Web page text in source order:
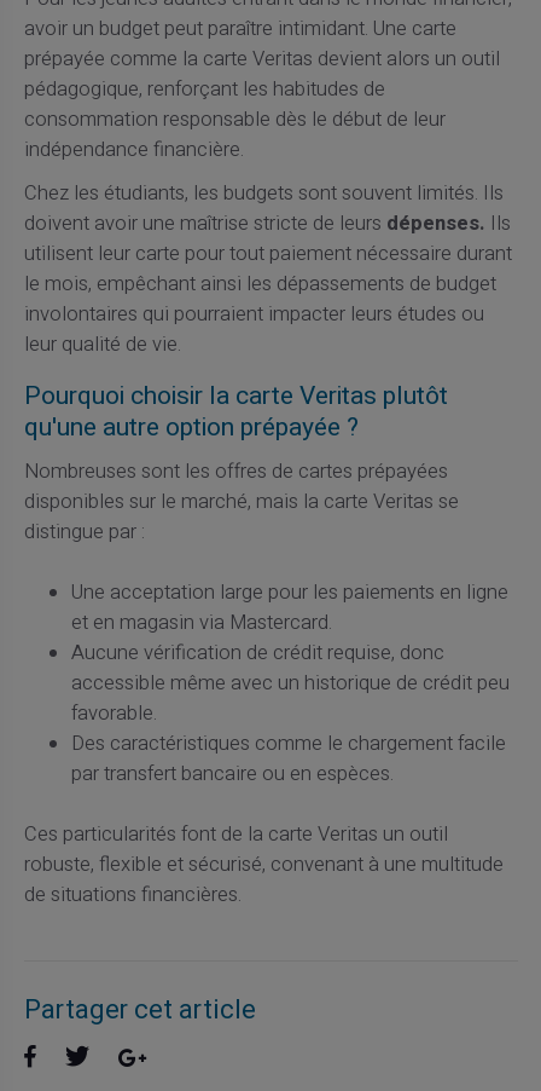
avoir un budget peut paraître intimidant. Une carte
prépayée comme la carte Veritas devient alors un outil
pédagogique, renforçant les habitudes de
consommation responsable dès le début de leur
indépendance financière.
Chez les étudiants, les budgets sont souvent limités. Ils
doivent avoir une maîtrise stricte de leurs dépenses. Ils
utilisent leur carte pour tout paiement nécessaire durant
le mois, empêchant ainsi les dépassements de budget
involontaires qui pourraient impacter leurs études ou
leur qualité de vie.
Pourquoi choisir la carte Veritas plutôt
qu'une autre option prépayée ?
Nombreuses sont les offres de cartes prépayées
disponibles sur le marché, mais la carte Veritas se
distingue par :
Une acceptation large pour les paiements en ligne
et en magasin via Mastercard.
Aucune vérification de crédit requise, donc
accessible même avec un historique de crédit peu
favorable.
Des caractéristiques comme le chargement facile
par transfert bancaire ou en espèces.
Ces particularités font de la carte Veritas un outil
robuste, flexible et sécurisé, convenant à une multitude
de situations financières.
Partager cet article